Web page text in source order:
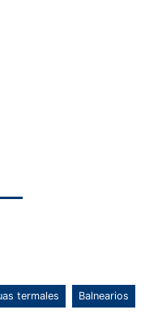
termales Balnearios